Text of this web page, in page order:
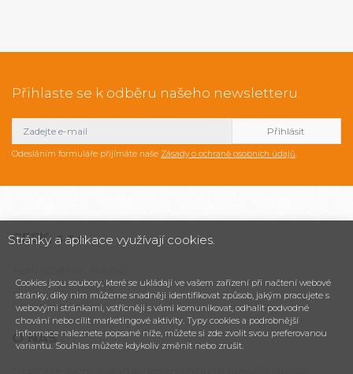
Přihlaste se k odběru našeho newsletteru.
Odesláním formuláře přijímáte naše Zásady o ochraně osobních údajů.
CESK,s.r.o.
Brno - Maloměřice
Česká republika
O NÁS
Stránky a aplikace využívají cookies.
Cookies jsou soubory, které se ukládají ve vašem zařízení při načtení webové
stránky, díky nim můžeme snadněji identifikovat způsob, jakým pracujete s
webovými stránkami, vstřícněji s vámi komunikovat, odhalit podvodné
chování nebo cílit marketingové aktivity. Typy cookies a podrobnější
informace naleznete popsané níže, můžete si zde zvolit svou preferovanou
variantu. Souhlas můžete kdykoliv změnit nebo zrušit.